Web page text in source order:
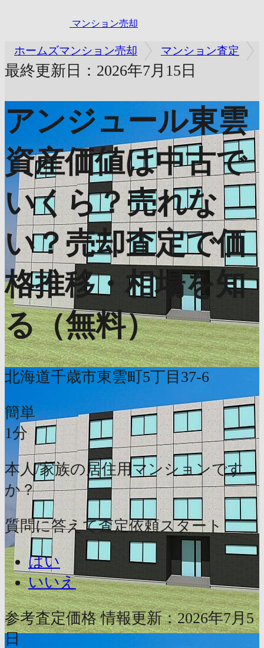
マンション売却
ホームズマンション売却 マンション査定
最終更新日：2026年7月15日
アンジュール東雲
資産価値は中古で
いくら？売れな
い？売却査定で価
格推移・相場を知
る（無料）
北海道千歳市東雲町5丁目37-6
簡単
1分
本人/家族の居住用マンションです
か？
質問に答えて査定依頼スタート
はい
いいえ
参考査定価格 情報更新：2026年7月5
日